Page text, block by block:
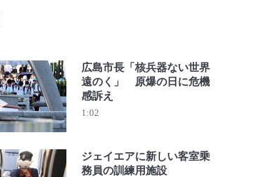
動画を再生 広島市長「核兵器ない世界遠のく」 原爆の日
広島市長「核兵器ない世界
遠のく」 原爆の日に危機
感訴え
1:02
ジェイエアに新しい客室乗
務員の訓練用施設